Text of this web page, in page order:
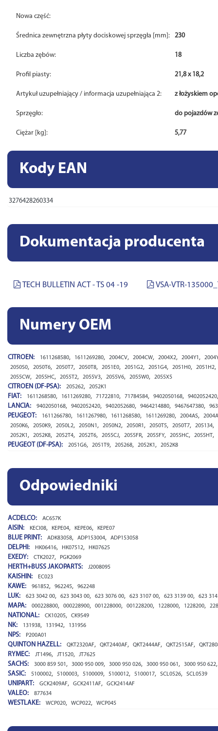
Nowa część:
Średnica zewnętrzna płyty dociskowej sprzęgła [mm]: 230
Liczba zębów: 18
Profil piasty: 21,8 x 18,2
Artykuł uzupełniający / informacja uzupełniająca 2: z łożyskiem
Sprzęgło: do pojazdów
Ciężar [kg]: 5,77
Kody EAN
3276428260334
Dokumentacja producenta
TECH BULLETIN ACT - TS 04 -19 VSA-VTR-
Numery OEM
CITROEN: 1611268580, 1611269280, 2004CV, 2004CW, 2004X2, 2004Y1 ,
2050S0, 2050T6, 2050T7, 2050T8, 2051E0, 2051G2, 2051G4, 2051H0, 2051H2,
2055CW, 2055HC, 2055T2, 2055V3, 2055V6, 2055W0, 2055X5
CITROEN (DF-PSA): 205262, 2052K1
FIAT: 1611268580, 1611269280, 71722810, 71784584, 9402050168, 9402052420,
LANCIA: 9402050168, 9402052420, 9402052680, 9464214880, 9467647380,
PEUGEOT: 1611266780, 1611267980, 1611268580, 1611269280, 2004AS,
2050K6, 2050K9, 2050L2, 2050N1 , 2050N2, 2050R1 , 2050T5, 2050T7, 205134,
2052K1 , 2052K8, 2052T4, 2052T6, 2055CJ, 2055FR, 2055FY, 2055HC, 2055HT,
PEUGEOT (DF-PSA): 2051G6, 2051T9, 205268, 2052K1 , 2052K8
Odpowiedniki
ACDELCO: AC657K
AISIN: KECI08, KEPE04, KEPE06, KEPE07
BLUE PRINT: ADK83058, ADP153004, ADP153058
DELPHI: HK06416, HK07512, HK07625
EXEDY: CTK2027, PGK2069
HERTH+BUSS JAKOPARTS: J2008095
KAISHIN: EC023
KAWE: 961852, 962245, 962248
LUK: 623 3042 00, 623 3043 00, 623 3076 00, 623 3107 00, 623 3139 00, 623
MAPA: 000228800, 000228900, 001228000, 001228200, 1228000, 1228200,
NATIONAL: CK10205, CK9549
NK: 131938, 131942, 131956
NPS: P200A01
QUINTON HAZELL: QKT2320AF, QKT2440AF, QKT2444AF, QKT2515AF,
RYMEC: JT1496, JT1520, JT7625
SACHS: 3000 859 501 , 3000 950 009, 3000 950 026, 3000 950 061 , 3000 950 622,
SASIC: 5100002, 5100003, 5100009, 5100012, 5100017, SCL0526, SCL0539
UNIPART: GCK2409AF, GCK2411AF, GCK2414AF
VALEO: 877634
WESTLAKE: WCP020, WCP022, WCP045